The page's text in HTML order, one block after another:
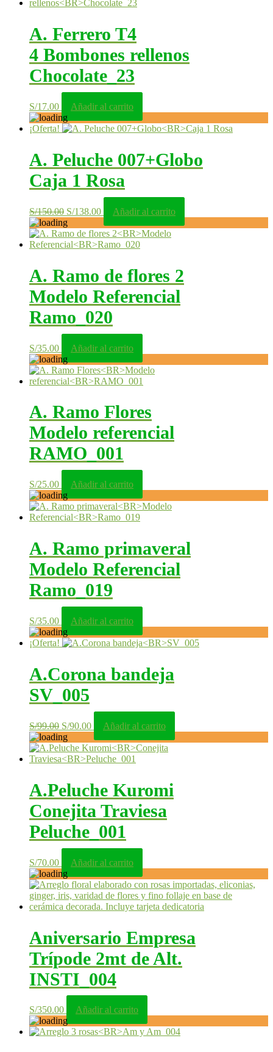
A. Ferrero T4
4 Bombones rellenos
Chocolate_23
S/17.00 Añadir al carrito
¡Oferta!
A. Peluche 007+Globo
Caja 1 Rosa
S/150.00 El
precio
original
era:
S/138.00El
actual
es:
Añadir al carrito
A. Ramo de flores 2
Modelo Referencial
Ramo_020
S/35.00 Añadir al carrito
A. Ramo Flores
Modelo referencial
RAMO_001
S/25.00 Añadir al carrito
A. Ramo primaveral
Modelo Referencial
Ramo_019
S/35.00 Añadir al carrito
¡Oferta!
A.Corona bandeja
SV_005
S/99.00 El
precio
original
era:
S/90.00El
actual
es:
Añadir al carrito
A.Peluche Kuromi
Conejita Traviesa
Peluche_001
S/70.00 Añadir al carrito
Aniversario Empresa
Trípode 2mt de Alt.
INSTI_004
S/350.00 Añadir al carrito